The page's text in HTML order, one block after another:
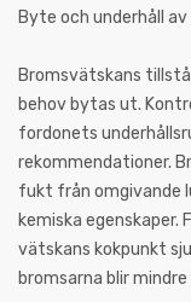
Byte och underhåll
Bromsvätskans
behov bytas ut.
fordonets
rekommendationer.
fukt från omgivande
kemiska
vätskans kokpunkt
bromsarna blir